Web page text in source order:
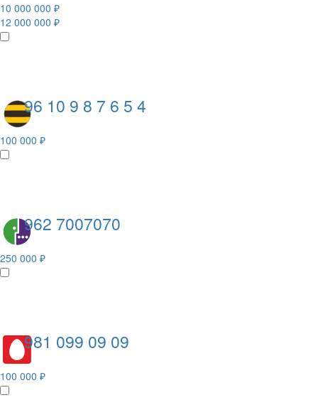
10 000 000 ₽
12 000 000 ₽
96 10 9 8 7 6 5 4
100 000 ₽
962 7007070
250 000 ₽
981 099 09 09
100 000 ₽